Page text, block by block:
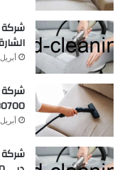
الشارقة
أبريل 14,
أبريل 14,